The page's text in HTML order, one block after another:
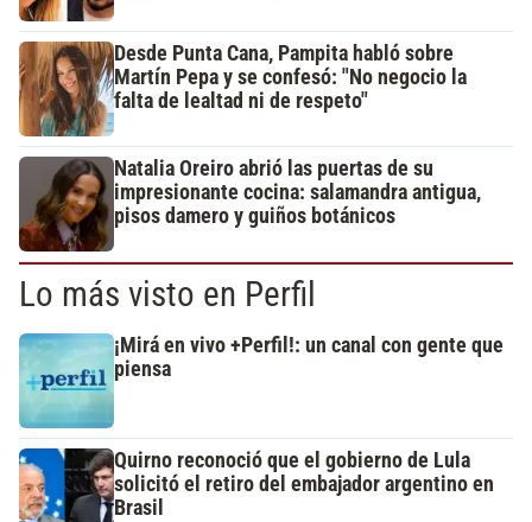
Desde Punta Cana, Pampita habló sobre
Martín Pepa y se confesó: "No negocio la
falta de lealtad ni de respeto"
Natalia Oreiro abrió las puertas de su
impresionante cocina: salamandra antigua,
pisos damero y guiños botánicos
Lo más visto en Perfil
¡Mirá en vivo +Perfil!: un canal con gente que
piensa
Quirno reconoció que el gobierno de Lula
solicitó el retiro del embajador argentino en
Brasil